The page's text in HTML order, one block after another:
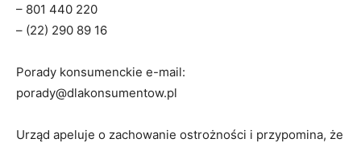
– 801 440 220
– (22) 290 89 16
Porady konsumenckie e-mail:
porady@dlakonsumentow.pl
Urząd apeluje o zachowanie ostrożności i przypomina, że